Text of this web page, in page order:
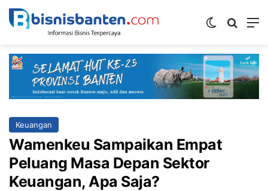
Switch skin
Keuangan
Wamenkeu Sampaikan Empat
Peluang Masa Depan Sektor
Keuangan, Apa Saja?